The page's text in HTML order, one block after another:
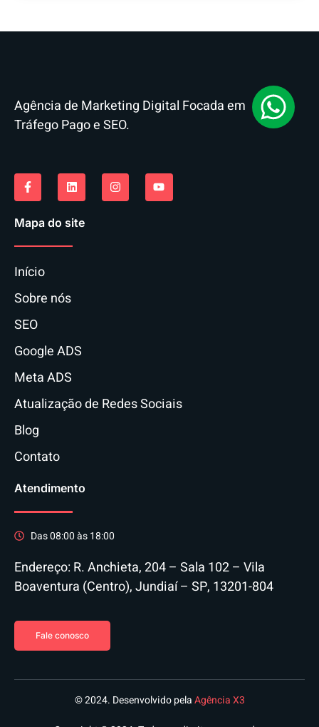
Agência de Marketing Digital Focada em
Tráfego Pago e SEO.
Mapa do site
Início
Sobre nós
SEO
Google ADS
Meta ADS
Atualização de Redes Sociais
Blog
Contato
Atendimento
Das 08:00 às 18:00
Endereço: R. Anchieta, 204 – Sala 102 – Vila
Boaventura (Centro), Jundiaí – SP, 13201-804
Fale conosco
© 2024. Desenvolvido pelaAgência X3